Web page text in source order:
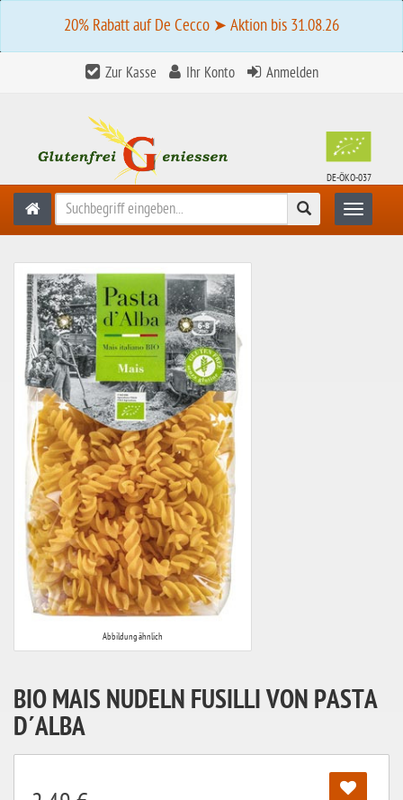
20% Rabatt auf De Cecco ➤ Aktion bis 31.08.26
Zur Kasse Ihr Konto Anmelden
DE-ÖKO-037
Suchen Toggle
Abbildung ähnlich
BIO MAIS NUDELN FUSILLI VON PASTA
D´ALBA